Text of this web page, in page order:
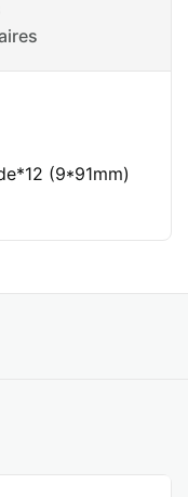
(9*91mm)